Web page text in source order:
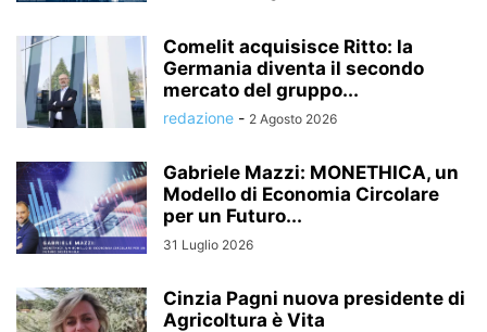
Comelit acquisisce Ritto: la
Germania diventa il secondo
mercato del gruppo...
redazione - 2 Agosto 2026
Gabriele Mazzi: MONETHICA, un
Modello di Economia Circolare
per un Futuro...
31 Luglio 2026
Cinzia Pagni nuova presidente di
Agricoltura è Vita